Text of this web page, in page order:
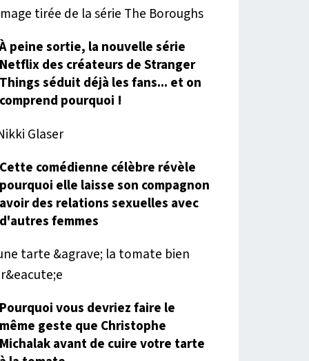
À peine sortie, la nouvelle série
Netflix des créateurs de Stranger
Things séduit déjà les fans... et on
comprend pourquoi !
Cette comédienne célèbre révèle
pourquoi elle laisse son compagnon
avoir des relations sexuelles avec
d'autres femmes
Pourquoi vous devriez faire le
même geste que Christophe
Michalak avant de cuire votre tarte